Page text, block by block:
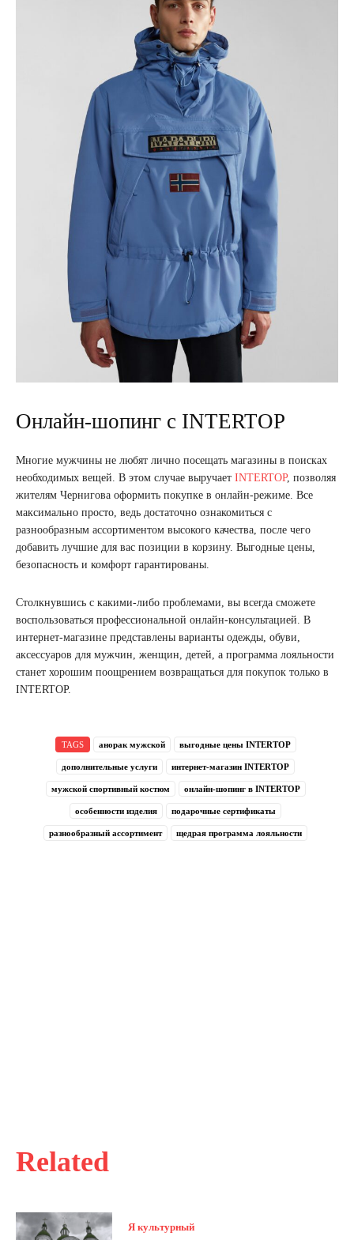
Related
Я культурный
Онлайн-шопинг с INTERTOP
Многие мужчины не любят лично посещать магазины в поисках
необходимых вещей. В этом случае выручает INTERTOP, позволяя
жителям Чернигова оформить покупке в онлайн-режиме. Все
максимально просто, ведь достаточно ознакомиться с
разнообразным ассортиментом высокого качества, после чего
добавить лучшие для вас позиции в корзину. Выгодные цены,
безопасность и комфорт гарантированы.
Столкнувшись с какими-либо проблемами, вы всегда сможете
воспользоваться профессиональной онлайн-консультацией. В
интернет-магазине представлены варианты одежды, обуви,
аксессуаров для мужчин, женщин, детей, а программа лояльности
станет хорошим поощрением возвращаться для покупок только в
INTERTOP.
TAGS анорак мужской выгодные цены INTERTOP
дополнительные услуги интернет-магазин INTERTOP
мужской спортивный костюм онлайн-шопинг в INTERTOP
особенности изделия подарочные сертификаты
разнообразный ассортимент щедрая программа лояльности